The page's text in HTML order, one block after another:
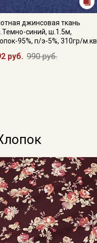
джинсовая ткань
синий, ш.1.5м,
95%, п/э-5%, 310гр/м.кв
руб. 990 руб.